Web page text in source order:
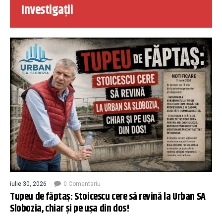
Investigații
iulie 30, 2026 0 Comentariu
Tupeu de făptaș: Stoicescu cere să revină la Urban SA
Slobozia, chiar și pe ușa din dos!